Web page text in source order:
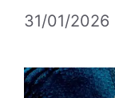
31/01/2026